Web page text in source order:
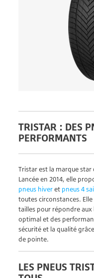
TRISTAR : DES
PERFORMANTS
Tristar est la marque star
Lancée en 2014, elle
pneus hiveret pneus 4
toutes circonstances.
tailles pour répondre
optimal et des
sécurité et la qualité
de pointe.
LES PNEUS